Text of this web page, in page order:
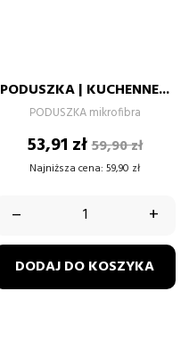
PODUSZKA | KUCHENNE...
PODUSZKA mikrofibra
Cena
53,91 złCena
59,90 zł
Najniższa cena: 59,90 zł
– +
DODAJ DO KOSZYKA